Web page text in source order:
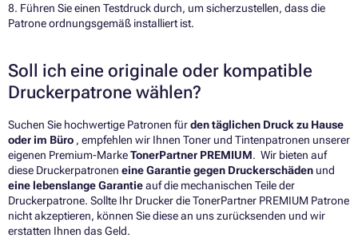
8. Führen Sie einen Testdruck durch, um sicherzustellen, dass die
Patrone ordnungsgemäß installiert ist.
Soll ich eine originale oder kompatible
Druckerpatrone wählen?
Suchen Sie hochwertige Patronen fürden täglichen Druck zu Hause
oder im Büro , empfehlen wir Ihnen Toner und Tintenpatronen unserer
eigenen Premium-MarkeTonerPartner PREMIUM. Wir bieten auf
diese Druckerpatronen eine Garantie gegen Druckerschäden und
eine lebenslange Garantieauf die mechanischen Teile der
Druckerpatrone. Sollte Ihr Drucker die TonerPartner PREMIUM Patrone
nicht akzeptieren, können Sie diese an uns zurücksenden und wir
erstatten Ihnen das Geld.